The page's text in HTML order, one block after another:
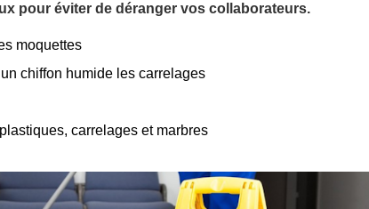
pour éviter de déranger vos collaborateurs.
moquettes
chiffon humide les carrelages
carrelages et marbres